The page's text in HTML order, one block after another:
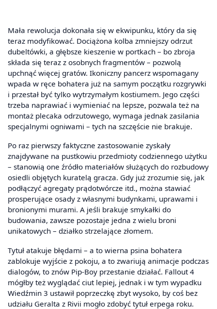
Mała rewolucja dokonała się w ekwipunku, który da się
teraz modyfikować. Dociążona kolba zmniejszy odrzut
dubeltówki, a głębsze kieszenie w portkach – bo zbroja
składa się teraz z osobnych fragmentów – pozwolą
upchnąć więcej gratów. Ikoniczny pancerz wspomagany
wpada w ręce bohatera już na samym początku rozgrywki
i przestał być tylko wytrzymałym kostiumem. Jego części
trzeba naprawiać i wymieniać na lepsze, pozwala też na
montaż plecaka odrzutowego, wymaga jednak zasilania
specjalnymi ogniwami – tych na szczęście nie brakuje.
Po raz pierwszy faktyczne zastosowanie zyskały
znajdywane na pustkowiu przedmioty codziennego użytku
– stanowią one źródło materiałów służących do rozbudowy
osiedli objętych kuratelą gracza. Gdy już zrozumie się, jak
podłączyć agregaty prądotwórcze itd., można stawiać
prosperujące osady z własnymi budynkami, uprawami i
bronionymi murami. A jeśli brakuje smykałki do
budowania, zawsze pozostaje jedna z wielu broni
unikatowych – działko strzelające złomem.
Tytuł atakuje błędami – a to wierna psina bohatera
zablokuje wyjście z pokoju, a to zwariują animacje podczas
dialogów, to znów Pip-Boy przestanie działać. Fallout 4
mógłby też wyglądać ciut lepiej, jednak i w tym wypadku
Wiedźmin 3 ustawił poprzeczkę zbyt wysoko, by coś bez
udziału Geralta z Rivii mogło zdobyć tytuł erpega roku.